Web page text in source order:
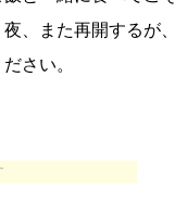
、また再開するが、
さい。